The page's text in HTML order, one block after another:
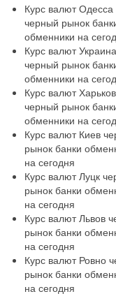
Курс валют Одесса
черный рынок
обменники на
Курс валют Украина
черный рынок
обменники на
Курс валют Харьков
черный рынок
обменники на
Курс валют Киев
рынок банки
на сегодня
Курс валют Луцк
рынок банки
на сегодня
Курс валют Львов
рынок банки
на сегодня
Курс валют Ровно
рынок банки
на сегодня